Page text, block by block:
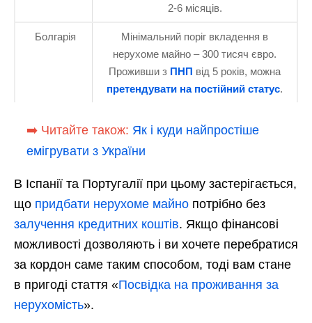
2-6 місяців.
Болгарія
Мінімальний поріг вкладення в
нерухоме майно – 300 тисяч євро.
Проживши з ПНП від 5 років, можна
претендувати на постійний статус.
➡️ Читайте також: Як і куди найпростіше
емігрувати з України
В Іспанії та Португалії при цьому застерігається,
що придбати нерухоме майно потрібно без
залучення кредитних коштів. Якщо фінансові
можливості дозволяють і ви хочете перебратися
за кордон саме таким способом, тоді вам стане
в пригоді стаття «Посвідка на проживання за
нерухомість».